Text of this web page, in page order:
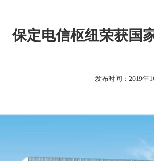
保定电信枢纽荣获国
发布时间：2019年